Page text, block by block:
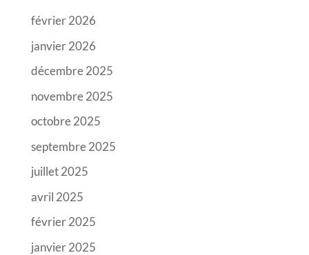
février 2026
janvier 2026
décembre 2025
novembre 2025
octobre 2025
septembre 2025
juillet 2025
avril 2025
février 2025
janvier 2025